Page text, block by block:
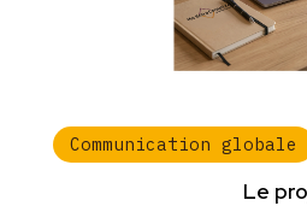
Communication globale
Le